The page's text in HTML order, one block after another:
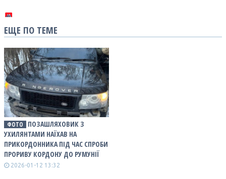
ЕЩЕ ПО ТЕМЕ
ФОТО
ПОЗАШЛЯХОВИК З
УХИЛЯНТАМИ НАЇХАВ НА
ПРИКОРДОННИКА ПІД ЧАС СПРОБИ
ПРОРИВУ КОРДОНУ ДО РУМУНІЇ
2026-01-12 13:32